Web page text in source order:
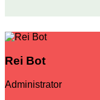
Rei Bot
Administrator